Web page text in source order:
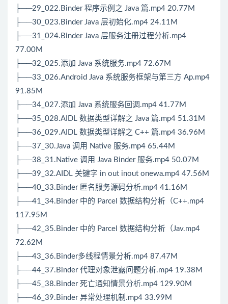
├──29_022.Binder 程序示例之 Java 篇.mp4 20.77M
├──30_023.Binder Java 层初始化.mp4 24.11M
├──31_024.Binder Java 层服务注册过程分析.mp4
77.00M
├──32_025.添加 Java 系统服务.mp4 72.67M
├──33_026.Android Java 系统服务框架与第三方 Ap.mp4
91.85M
├──34_027.添加 Java 系统服务回调.mp4 41.77M
├──35_028.AIDL 数据类型详解之 Java 篇.mp4 51.31M
├──36_029.AIDL 数据类型详解之 C++ 篇.mp4 36.96M
├──37_30.Java 调用 Native 服务.mp4 65.44M
├──38_31.Native 调用 Java Binder 服务.mp4 50.07M
├──39_32.AIDL 关键字 in out inout onewa.mp4 47.56M
├──40_33.Binder 匿名服务源码分析.mp4 41.16M
├──41_34.Binder 中的 Parcel 数据结构分析（C++.mp4
117.95M
├──42_35.Binder 中的 Parcel 数据结构分析（Jav.mp4
72.62M
├──43_36.Binder多线程情景分析.mp4 87.47M
├──44_37.Binder 代理对象泄露问题分析.mp4 19.38M
├──45_38.Binder 死亡通知情景分析.mp4 129.90M
├──46_39.Binder 异常处理机制.mp4 33.99M